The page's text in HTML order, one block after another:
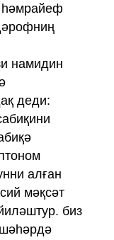
һәмрайеф
намидин
деди:
алған
мәқсәт
биз